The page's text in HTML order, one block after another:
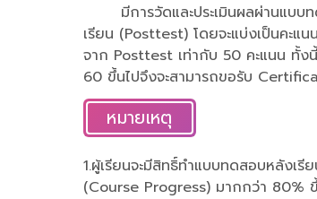
มีการวัดและประเมินผลผ่านแบบ
เรียน (Posttest) โดยจะแบ่งเป็นคะแ
จาก Posttest เท่ากับ 50 คะแนน ทั้ง
60 ขึ้นไปจึงจะสามารถขอรับ
หมายเหตุ
1.ผู้เรียนจะมีสิทธิ์ทำแบบทดสอบหลังเรี
(Course Progress) มากกว่า 80%